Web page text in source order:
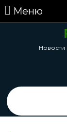
перейти
МенюМеню
Новости